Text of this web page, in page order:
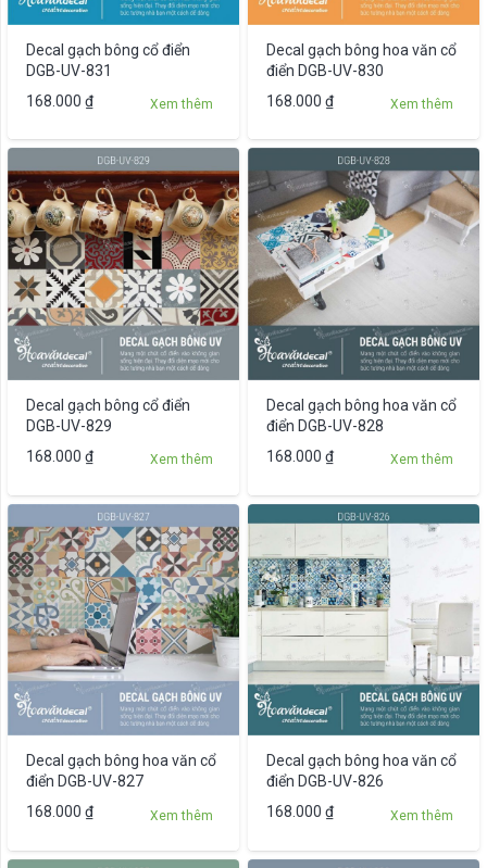
thể
được
chọn
trên
sản
Decal gạch bông cổ điển
DGB-UV-831
168.000 ₫ Xem thêm
Sản
này
có
nhiều
biến
thể.
Các
tùy
chọn
có
thể
được
chọn
trên
sản
phẩm
Decal gạch bông hoa văn cổ
điển DGB-UV-830
168.000 ₫ Xem thêm
Decal gạch bông cổ điển
DGB-UV-829
168.000 ₫ Xem thêm
Sản
này
có
nhiều
biến
thể.
chọn
có
thể
được
chọn
trên
sản
Decal gạch bông hoa văn cổ
điển DGB-UV-828
168.000 ₫ Xem thêm
Decal gạch bông hoa văn cổ
điển DGB-UV-827
168.000 ₫ Xem thêm
Sản
này
Decal gạch bông hoa văn cổ
điển DGB-UV-826
168.000 ₫ Xem thêm